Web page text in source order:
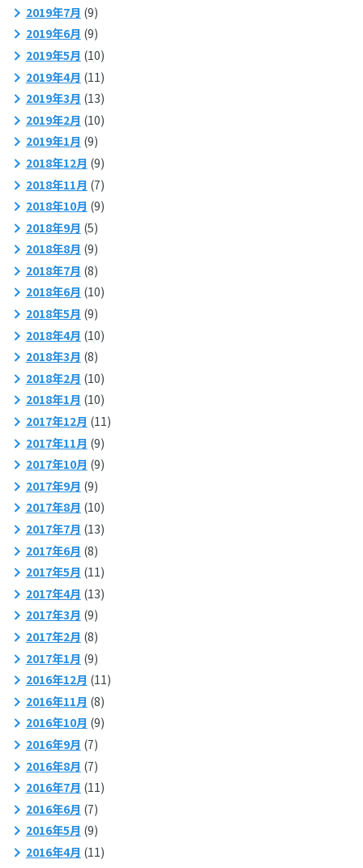
2019年7月 (9)
2019年6月 (9)
2019年5月 (10)
2019年4月 (11)
2019年3月 (13)
2019年2月 (10)
2019年1月 (9)
2018年12月 (9)
2018年11月 (7)
2018年10月 (9)
2018年9月 (5)
2018年8月 (9)
2018年7月 (8)
2018年6月 (10)
2018年5月 (9)
2018年4月 (10)
2018年3月 (8)
2018年2月 (10)
2018年1月 (10)
2017年12月 (11)
2017年11月 (9)
2017年10月 (9)
2017年9月 (9)
2017年8月 (10)
2017年7月 (13)
2017年6月 (8)
2017年5月 (11)
2017年4月 (13)
2017年3月 (9)
2017年2月 (8)
2017年1月 (9)
2016年12月 (11)
2016年11月 (8)
2016年10月 (9)
2016年9月 (7)
2016年8月 (7)
2016年7月 (11)
2016年6月 (7)
2016年5月 (9)
2016年4月 (11)